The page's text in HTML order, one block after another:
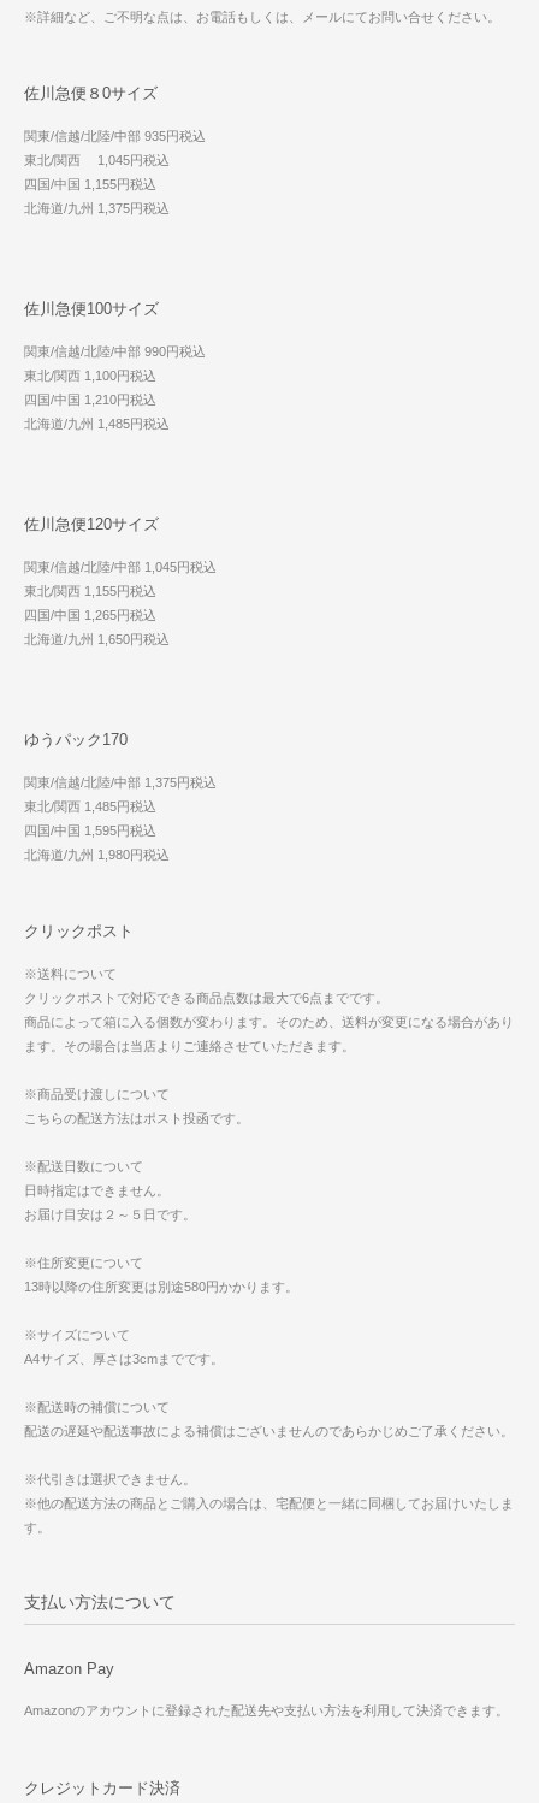
※詳細など、ご不明な点は、お電話もしくは、メールにてお問い合せください。
佐川急便８0サイズ
関東/信越/北陸/中部 935円税込
東北/関西 1,045円税込
四国/中国 1,155円税込
北海道/九州 1,375円税込
佐川急便100サイズ
関東/信越/北陸/中部 990円税込
東北/関西 1,100円税込
四国/中国 1,210円税込
北海道/九州 1,485円税込
佐川急便120サイズ
関東/信越/北陸/中部 1,045円税込
東北/関西 1,155円税込
四国/中国 1,265円税込
北海道/九州 1,650円税込
ゆうパック170
関東/信越/北陸/中部 1,375円税込
東北/関西 1,485円税込
四国/中国 1,595円税込
北海道/九州 1,980円税込
クリックポスト
※送料について
クリックポストで対応できる商品点数は最大で6点までです。
商品によって箱に入る個数が変わります。そのため、送料が変更になる場合があり
ます。その場合は当店よりご連絡させていただきます。
※商品受け渡しについて
こちらの配送方法はポスト投函です。
※配送日数について
日時指定はできません。
お届け目安は２～５日です。
※住所変更について
13時以降の住所変更は別途580円かかります。
※サイズについて
A4サイズ、厚さは3cmまでです。
※配送時の補償について
配送の遅延や配送事故による補償はございませんのであらかじめご了承ください。
※代引きは選択できません。
※他の配送方法の商品とご購入の場合は、宅配便と一緒に同梱してお届けいたしま
す。
支払い方法について
Amazon Pay
Amazonのアカウントに登録された配送先や支払い方法を利用して決済できます。
クレジットカード決済